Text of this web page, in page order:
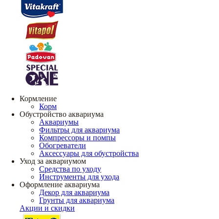
Кормление
Корм
Обустройство аквариума
Аквариумы
Фильтры для аквариума
Компрессоры и помпы
Обогреватели
Аксессуары для обустройства
Уход за аквариумом
Средства по уходу
Инструменты для ухода
Оформление аквариума
Декор для аквариума
Грунты для аквариума
Акции и скидки